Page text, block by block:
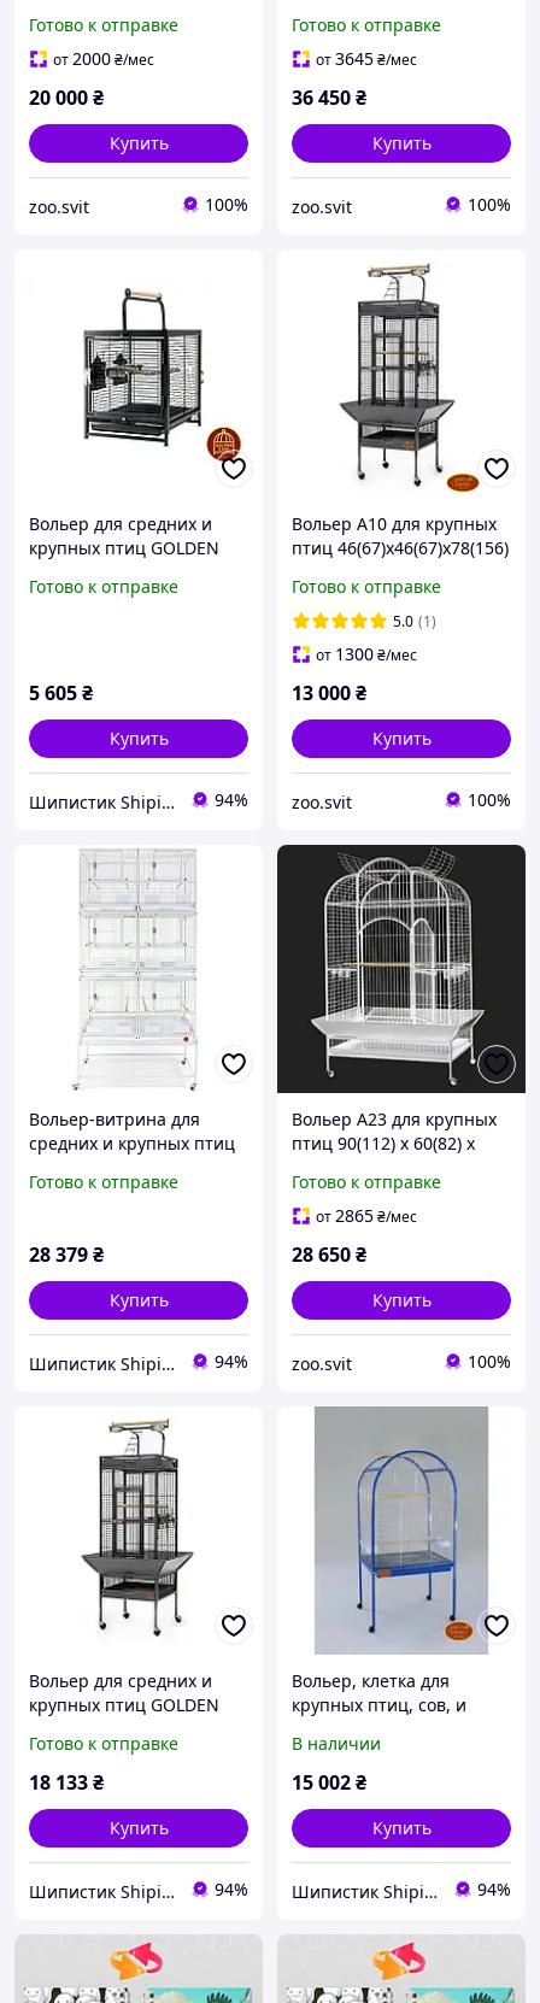
Готово к отправке
от2000₴/мес
20 000₴
Купить
zoo.svit 100%
Готово к отправке
от3645₴/мес
36 450₴
Купить
zoo.svit 100%
Вольер для средних и
крупных птиц GOLDEN
черный
Готово к отправке
5 605₴
Купить
Шипистик Shipistik 94%
Вольер А10 для крупных
птиц 46(67)х46(67)х78(156)
Готово к отправке
5.0 (1)
от 1300₴/мес
13 000₴
Купить
zoo.svit 100%
Вольер-витрина для
средних и крупных птиц
HAMMERTONE А47 белый
Готово к отправке
28 379₴
Купить
Шипистик Shipistik 94%
Вольер А23 для крупных
птиц 90(112) х 60(82) х
Готово к отправке
от2865₴/мес
28 650₴
Купить
zoo.svit 100%
Вольер для средних и
крупных птиц GOLDEN
черный
Готово к отправке
18 133₴
Купить
Шипистик Shipistik 94%
Вольер, клетка для
крупных птиц, сов, и
78*60*156
В наличии
15 002₴
Купить
Шипистик Shipistik 94%